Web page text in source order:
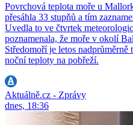
Povrchová teplota moře u
přesáhla 33 stupňů a tím
Uvedla to ve čtvrtek
poznamenala, že moře v okolí
Středomoří je letos
noční teploty na pobřeží.
Aktuálně.cz - Zprávy
dnes, 18:36